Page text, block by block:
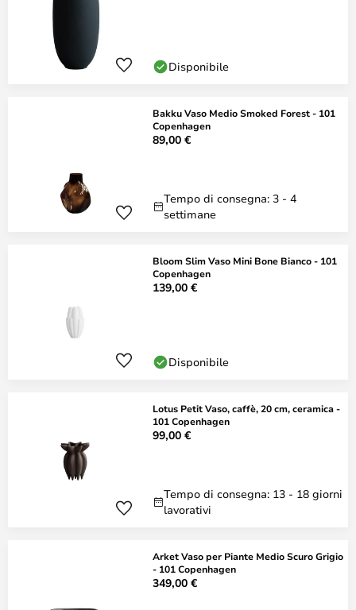
Disponibile
Bakku Vaso Medio Smoked Forest - 101
Copenhagen
89,00 €
Tempo di consegna: 3 - 4
settimane
Bloom Slim Vaso Mini Bone Bianco - 101
Copenhagen
139,00 €
Disponibile
Lotus Petit Vaso, caffè, 20 cm, ceramica -
101 Copenhagen
99,00 €
Tempo di consegna: 13 - 18 giorni
lavorativi
Arket Vaso per Piante Medio Scuro Grigio
- 101 Copenhagen
349,00 €